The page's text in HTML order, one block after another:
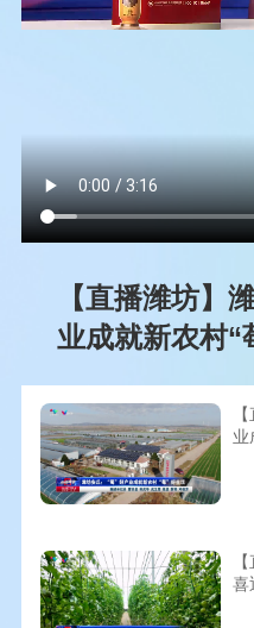
【直播潍坊】
业成就新农村“
业
喜